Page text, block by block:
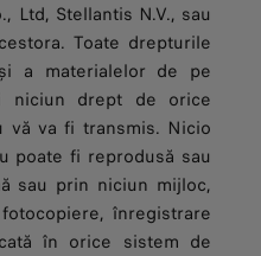
Ltd, Stellantis N.V., sau
Toate drepturile
a materialelor de pe
niciun drept de orice
vă va fi transmis. Nicio
poate fi reprodusă sau
sau prin niciun mijloc,
înregistrare
în orice sistem de